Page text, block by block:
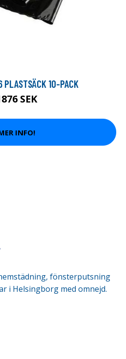
10-PACK
SEK
INFO!
fönsterputsning
i Helsingborg med omnejd.